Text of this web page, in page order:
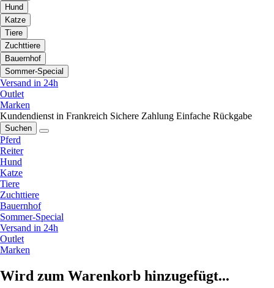
Hund
Katze
Tiere
Zuchttiere
Bauernhof
Sommer-Special
Versand in 24h
Outlet
Marken
Kundendienst in Frankreich Sichere Zahlung Einfache Rückgabe
Suchen
Pferd
Reiter
Hund
Katze
Tiere
Zuchttiere
Bauernhof
Sommer-Special
Versand in 24h
Outlet
Marken
Wird zum Warenkorb hinzugefügt...